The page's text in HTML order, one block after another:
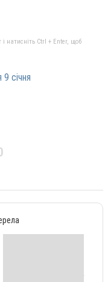
натисніть Ctrl + Enter, щоб
9 січня